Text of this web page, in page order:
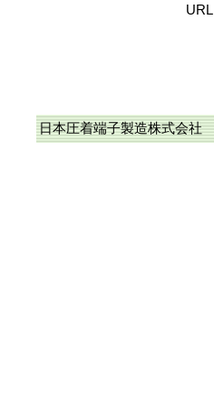
URL
日本圧着端子製造株式会社